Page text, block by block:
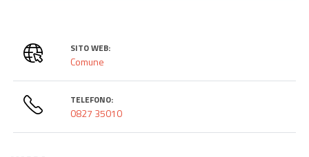
SITO WEB:
Comune
TELEFONO:
0827 35010